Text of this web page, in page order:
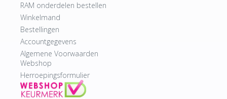
RAM onderdelen bestellen
Winkelmand
Bestellingen
Accountgegevens
Algemene Voorwaarden
Webshop
Herroepingsformulier